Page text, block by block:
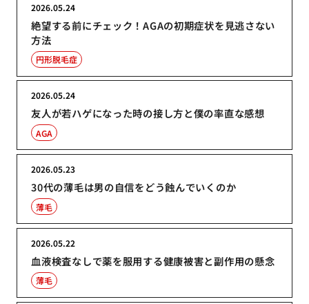
絶望する前にチェック！AGAの初期症状を見逃さない
方法
2026.05.24
円形脱毛症
友人が若ハゲになった時の接し方と僕の率直な感想
2026.05.24
AGA
30代の薄毛は男の自信をどう蝕んでいくのか
2026.05.23
薄毛
血液検査なしで薬を服用する健康被害と副作用の懸念
2026.05.22
薄毛